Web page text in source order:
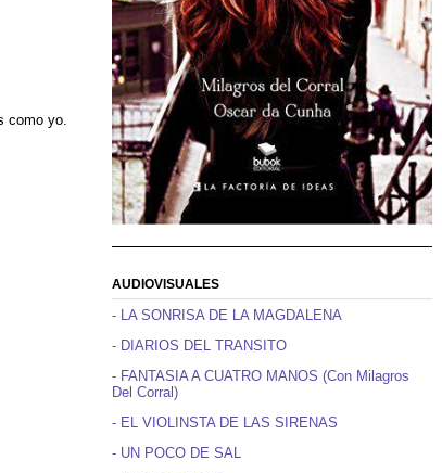
como yo.
AUDIOVISUALES
- LA SONRISA DE LA MAGDALENA
- DIARIOS DEL TRANSITO
- FANTASIA A CUATRO MANOS (Con Milagros
Del Corral)
- EL VIOLINSTA DE LAS SIRENAS
- UN POCO DE SAL